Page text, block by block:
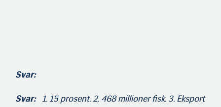
Svar:
Svar:1. 15 prosent. 2. 468 millioner fisk. 3. Eksport